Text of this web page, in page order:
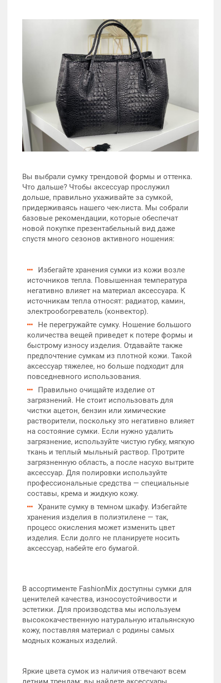
Вы выбрали сумку трендовой формы и оттенка.
Что дальше? Чтобы аксессуар прослужил
дольше, правильно ухаживайте за сумкой,
придерживаясь нашего чек-листа. Мы собрали
базовые рекомендации, которые обеспечат
новой покупке презентабельный вид даже
спустя много сезонов активного ношения:
Избегайте хранения сумки из кожи возле
источников тепла. Повышенная температура
негативно влияет на материал аксессуара. К
источникам тепла относят: радиатор, камин,
электрообогреватель (конвектор).
Не перегружайте сумку. Ношение большого
количества вещей приведет к потере формы и
быстрому износу изделия. Отдавайте также
предпочтение сумкам из плотной кожи. Такой
аксессуар тяжелее, но больше подходит для
повседневного использования.
Правильно очищайте изделие от
загрязнений. Не стоит использовать для
чистки ацетон, бензин или химические
растворители, поскольку это негативно влияет
на состояние сумки. Если нужно удалить
загрязнение, используйте чистую губку, мягкую
ткань и теплый мыльный раствор. Протрите
загрязненную область, а после насухо вытрите
аксессуар. Для полировки используйте
профессиональные средства — специальные
составы, крема и жидкую кожу.
Храните сумку в темном шкафу. Избегайте
хранения изделия в полиэтилене — так,
процесс окисления может изменить цвет
изделия. Если долго не планируете носить
аксессуар, набейте его бумагой.
В ассортименте FashionMix доступны сумки для
ценителей качества, износоустойчивости и
эстетики. Для производства мы используем
высококачественную натуральную итальянскую
кожу, поставляя материал с родины самых
модных кожаных изделий.
Яркие цвета сумок из наличия отвечают всем